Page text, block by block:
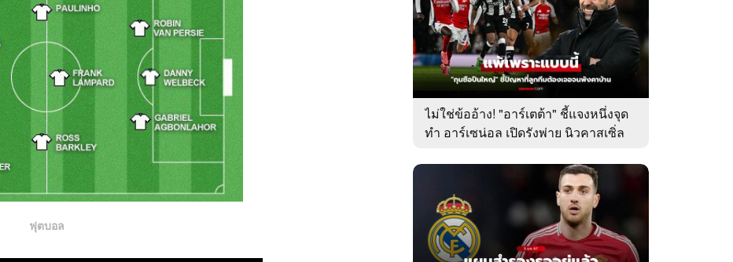
ฟุตบอล
ไม่ใช่ข้ออ้าง! "อาร์เตต้า" ชี้แจงหนึ่งจุด
ทำ อาร์เซน่อล เปิดรังพ่าย นิวคาสเซิ่ล